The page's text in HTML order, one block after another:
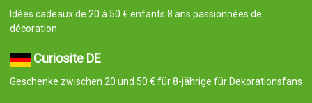
Idées cadeaux de 20 à 50 € enfants 8 ans passionnées de
décoration
Curiosite DE
Geschenke zwischen 20 und 50 € für 8-jährige für Dekorationsfans